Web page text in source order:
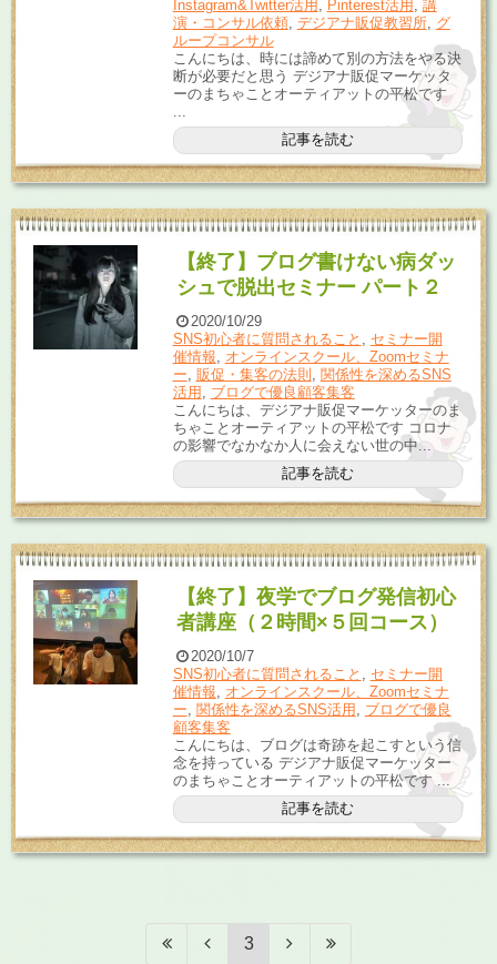
Instagram&Twitter活用
Pinterest活用 講
演・コンサル依頼, デジアナ販促教習所, グ
ループコンサル
こんにちは、時には諦めて別の方法をやる決
断が必要だと思う デジアナ販促マーケッタ
ーのまちゃことオーティアットの平松です
記事を読む
【終了】ブログ書けない病ダッ
シュで脱出セミナー パート２
2020/10/29
SNS初心者に質問されること , セミナー開
催情報, オンラインスクール、Zoomセミナ
ー, 販促・集客の法則 , 関係性を深めるSNS
活用 , ブログで優良顧客集客
こんにちは、デジアナ販促マーケッターのま
ちゃことオーティアットの平松です コロナ
の影響でなかなか人に会えない世の中...
記事を読む
【終了】夜学でブログ発信初心
者講座（２時間×５回コース）
2020/10/7
SNS初心者に質問されること
セミナー開
催情報
オンラインスクール、Zoomセミナ
ー
関係性を深めるSNS活用
ブログで優良
顧客集客
こんにちは、ブログは奇跡を起こすという信
念を持っている デジアナ販促マーケッター
のまちゃことオーティアットの平松です ...
記事を読む
3